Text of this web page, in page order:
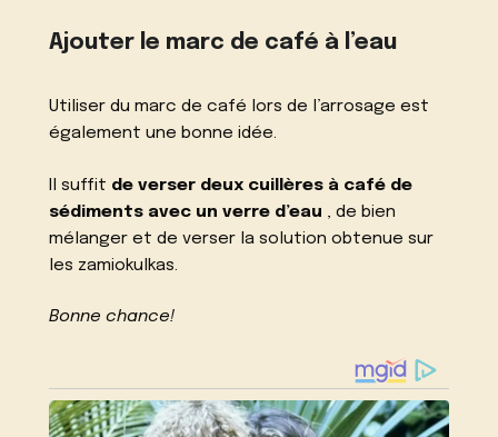
Ajouter le marc de café à l’eau
Utiliser du marc de café lors de l’arrosage est
également une bonne idée.
Il suffit de verser deux cuillères à café de
sédiments avec un verre d’eau , de bien
mélanger et de verser la solution obtenue sur
les zamiokulkas.
Bonne chance!